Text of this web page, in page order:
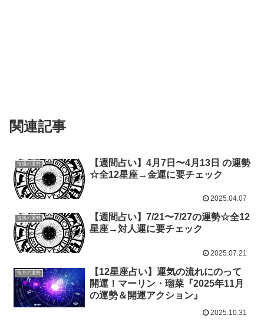
関連記事
毎週の運勢
【週間占い】4月7日〜4月13日 の運勢
☆全12星座→金運に要チェック
2025.04.07
毎週の運勢
【週間占い】7/21〜7/27の運勢☆全12
星座→対人運に要チェック
2025.07.21
毎月の運勢
【12星座占い】運気の流れにのって
開運！マーリン・瑠菜『2025年11月
の運勢＆開運アクション』
2025.10.31